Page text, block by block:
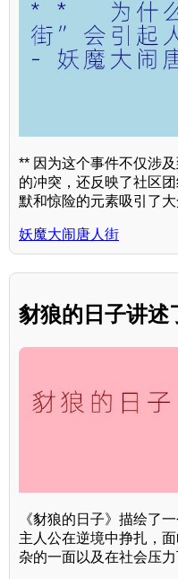
** 因为这个事件不仅涉
的冲突，还反映了社区
默和惊险的元素吸引了大
妖魔大闹唐人街
豺狼的日子讲述
《豺狼的日子》描绘了
主人公在逆境中挣扎，
杂的一面以及在社会压力